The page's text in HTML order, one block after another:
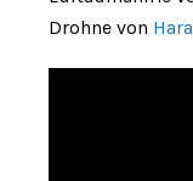
Drohne von